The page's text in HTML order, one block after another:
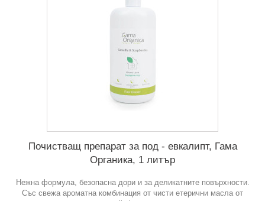
Почистващ препарат за под - евкалипт, Гама
Органика, 1 литър
Нежна формула, безопасна дори и за деликатните повърхности.
Със свежа ароматна комбинация от чисти етерични масла от